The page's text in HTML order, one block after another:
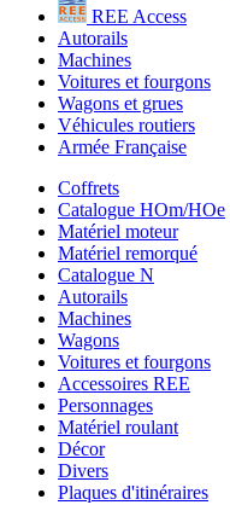
REE Access
Autorails
Machines
Voitures et fourgons
Wagons et grues
Véhicules routiers
Armée Française
Coffrets
Catalogue HOm/HOe
Matériel moteur
Matériel remorqué
Catalogue N
Autorails
Machines
Wagons
Voitures et fourgons
Accessoires REE
Personnages
Matériel roulant
Décor
Divers
Plaques d'itinéraires